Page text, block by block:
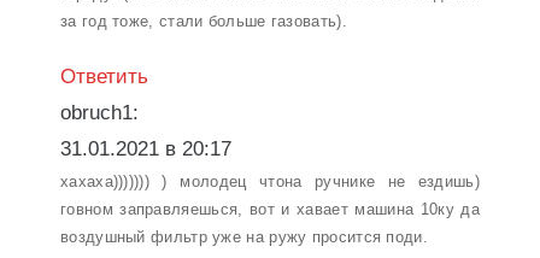
за год тоже, стали больше газовать).
Ответить
obruch1:
31.01.2021 в 20:17
хахаха))))))) ) молодец чтона ручнике не ездишь)
говном заправляешься, вот и хавает машина 10ку да
воздушный фильтр уже на ружу просится поди.